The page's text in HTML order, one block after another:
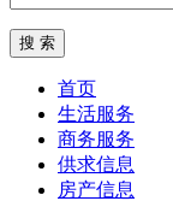
首页
生活服务
商务服务
供求信息
房产信息